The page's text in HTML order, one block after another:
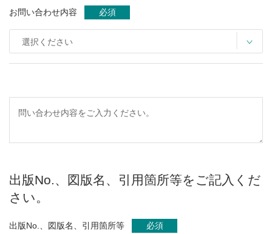
お問い合わせ内容 必須
出版No.、図版名、引用箇所等をご記入くだ
さい。
出版No.、図版名、引用箇所等 必須